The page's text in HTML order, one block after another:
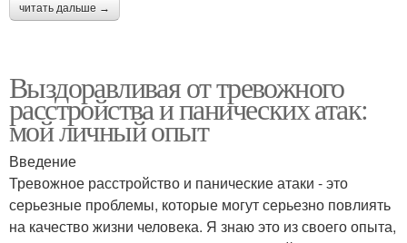
читать дальше →
Выздоравливая от тревожного
расстройства и панических атак:
мой личный опыт
Введение
Тревожное расстройство и панические атаки - это
серьезные проблемы, которые могут серьезно повлиять
на качество жизни человека. Я знаю это из своего опыта,